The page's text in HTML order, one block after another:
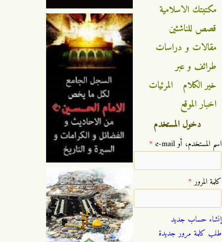
مكتبتك الاسلامية
قصص للناشئين
مقالات و دراسات
طرائف و عبر
خير الكلام
المرئيات
اخبار الموقع
دخول المستخدم
‏اسم المستخدم، أو e-mail ‏ *
‏كلمة المرور ‏*
إنشاء حساب جديد
طلب كلمة مرور جديدة